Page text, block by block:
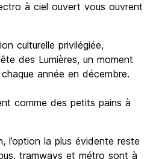
à ciel ouvert vous ouvrent
culturelle privilégiée,
des Lumières, un moment
année en décembre.
comme des petits pains à
l’option la plus évidente reste
tramways et métro sont à